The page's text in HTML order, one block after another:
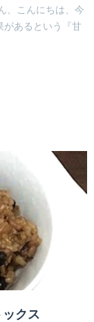
、こんにちは、今
があるという『甘
クス